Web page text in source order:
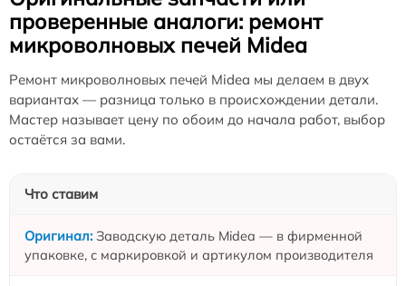
проверенные аналоги: ремонт
микроволновых печей Midea
Ремонт микроволновых печей Midea мы делаем в двух
вариантах — разница только в происхождении детали.
Мастер называет цену по обоим до начала работ, выбор
остаётся за вами.
Что ставим
Заводскую деталь Midea — в фирменной
упаковке, с маркировкой и артикулом производителя